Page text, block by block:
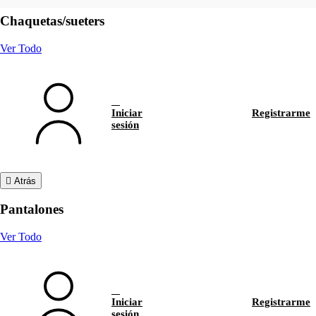
Chaquetas/sueters
Ver Todo
Iniciar
sesión
Registrarme
Atrás
Pantalones
Ver Todo
Iniciar
sesión
Registrarme